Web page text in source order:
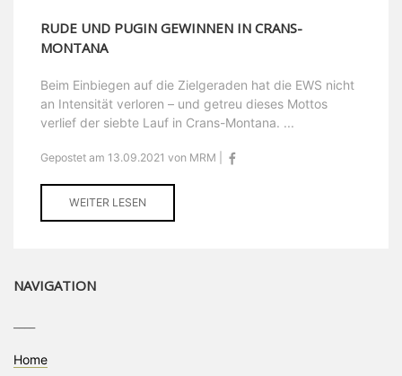
RUDE UND PUGIN GEWINNEN IN CRANS-
MONTANA
Beim Einbiegen auf die Zielgeraden hat die EWS nicht
an Intensität verloren – und getreu dieses Mottos
verlief der siebte Lauf in Crans-Montana. ...
Gepostet am 13.09.2021 von MRM |
WEITER LESEN
NAVIGATION
Home